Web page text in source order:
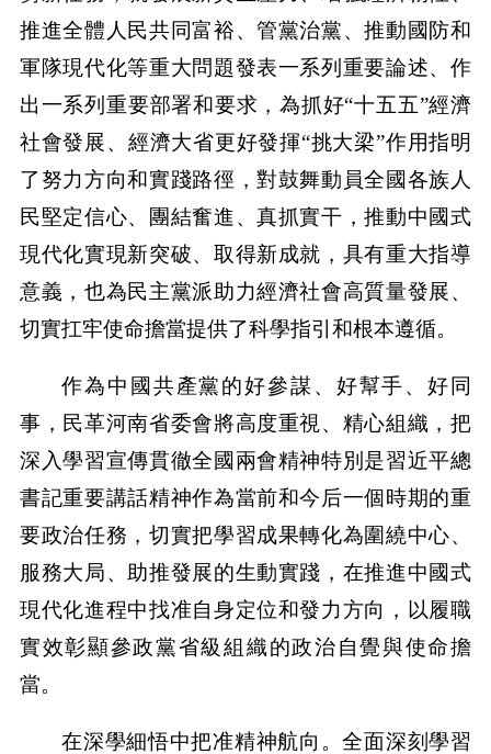
推進全體人民共同富裕、管黨治黨、推動國防和
軍隊現代化等重大問題發表一系列重要論述、作
出一系列重要部署和要求，為抓好“十五五”經濟
社會發展、經濟大省更好發揮“挑大梁”作用指明
了努力方向和實踐路徑，對鼓舞動員全國各族人
民堅定信心、團結奮進、真抓實干，推動中國式
現代化實現新突破、取得新成就，具有重大指導
意義，也為民主黨派助力經濟社會高質量發展、
切實扛牢使命擔當提供了科學指引和根本遵循。
作為中國共產黨的好參謀、好幫手、好同
事，民革河南省委會將高度重視、精心組織，把
深入學習宣傳貫徹全國兩會精神特別是習近平總
書記重要講話精神作為當前和今后一個時期的重
要政治任務，切實把學習成果轉化為圍繞中心、
服務大局、助推發展的生動實踐，在推進中國式
現代化進程中找准自身定位和發力方向，以履職
實效彰顯參政黨省級組織的政治自覺與使命擔
當。
在深學細悟中把准精神航向。全面深刻學習